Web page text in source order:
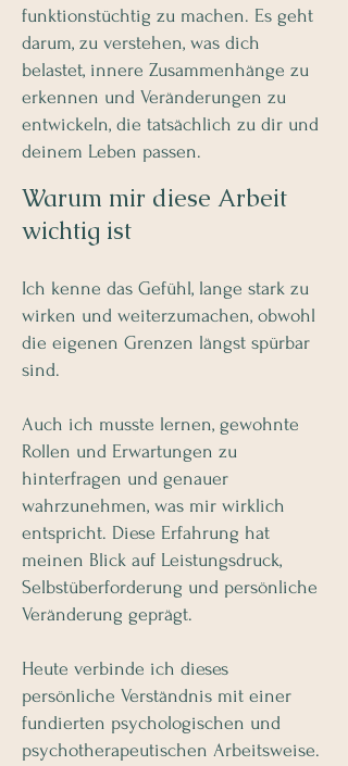
funktionstüchtig zu machen. Es geht
darum, zu verstehen, was dich
belastet, innere Zusammenhänge zu
erkennen und Veränderungen zu
entwickeln, die tatsächlich zu dir und
deinem Leben passen.
Warum mir diese Arbeit
wichtig ist
Ich kenne das Gefühl, lange stark zu
wirken und weiterzumachen, obwohl
die eigenen Grenzen längst spürbar
sind.
Auch ich musste lernen, gewohnte
Rollen und Erwartungen zu
hinterfragen und genauer
wahrzunehmen, was mir wirklich
entspricht. Diese Erfahrung hat
meinen Blick auf Leistungsdruck,
Selbstüberforderung und persönliche
Veränderung geprägt.
Heute verbinde ich dieses
persönliche Verständnis mit einer
fundierten psychologischen und
psychotherapeutischen Arbeitsweise.